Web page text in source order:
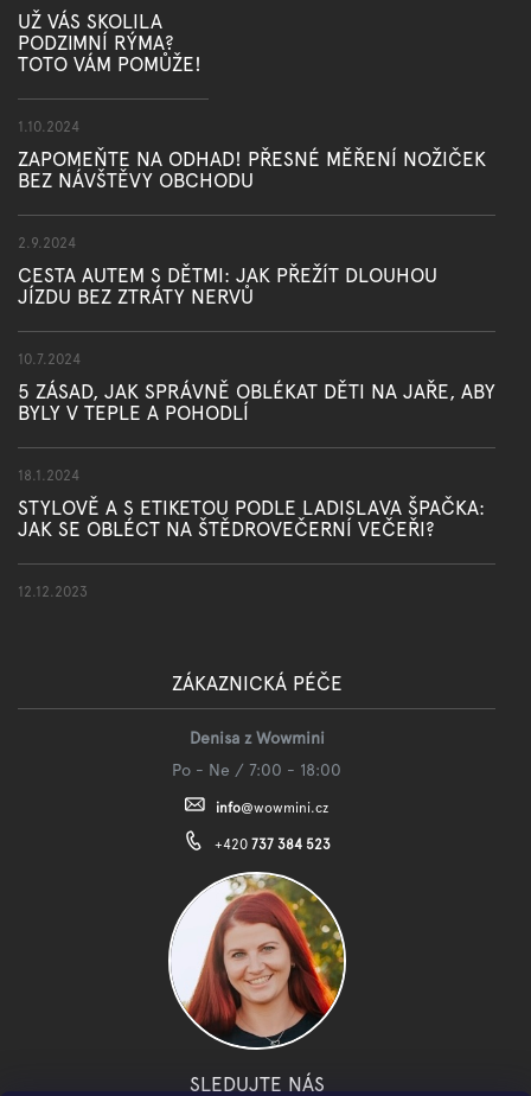
UŽ VÁS SKOLILA
PODZIMNÍ RÝMA?
TOTO VÁM POMŮŽE!
1.10.2024
ZAPOMEŇTE NA ODHAD! PŘESNÉ MĚŘENÍ NOŽIČEK
BEZ NÁVŠTĚVY OBCHODU
2.9.2024
CESTA AUTEM S DĚTMI: JAK PŘEŽÍT DLOUHOU
JÍZDU BEZ ZTRÁTY NERVŮ
10.7.2024
5 ZÁSAD, JAK SPRÁVNĚ OBLÉKAT DĚTI NA JAŘE, ABY
BYLY V TEPLE A POHODLÍ
18.1.2024
STYLOVĚ A S ETIKETOU PODLE LADISLAVA ŠPAČKA:
JAK SE OBLÉCT NA ŠTĚDROVEČERNÍ VEČEŘI?
12.12.2023
ZÁKAZNICKÁ PÉČE
Denisa z Wowmini
Po - Ne / 7:00 - 18:00
info@wowmini.cz
+420 737 384 523
SLEDUJTE NÁS